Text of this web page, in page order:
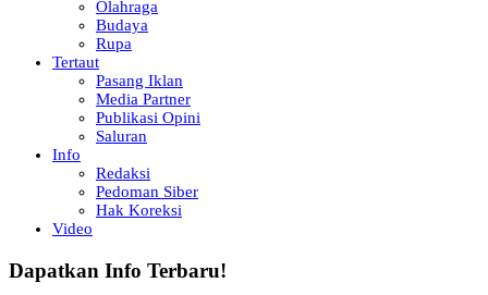
Olahraga
Budaya
Rupa
Tertaut
Pasang Iklan
Media Partner
Publikasi Opini
Saluran
Info
Redaksi
Pedoman Siber
Hak Koreksi
Video
Dapatkan Info Terbaru!